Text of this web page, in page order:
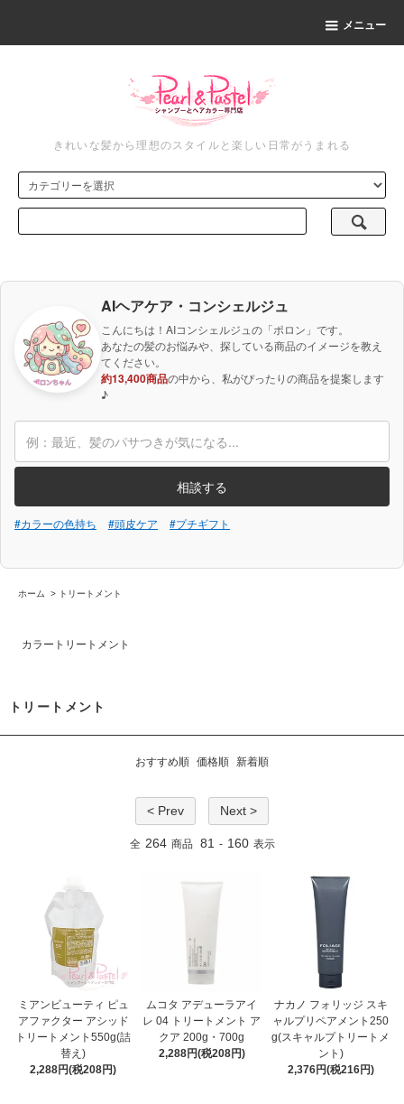
メニュー
きれいな髪から理想のスタイルと楽しい日常がうまれる
AIヘアケア・コンシェルジュ
こんにちは！AIコンシェルジュの「ポロン」です。
あなたの髪のお悩みや、探している商品のイメージを教え
てください。
約13,400商品の中から、私がぴったりの商品を提案します
♪
相談する
#カラーの色持ち #頭皮ケア #プチギフト
ホーム > トリートメント
カラートリートメント
トリートメント
おすすめ順 価格順 新着順
< Prev Next >
全 264 商品 81 - 160 表示
ミアンビューティ ピュ
アファクター アシッド
トリートメント550g(詰
替え)
2,288円(税208円)
ムコタ アデューラアイ
レ 04 トリートメント ア
クア 200g・700g
2,288円(税208円)
ナカノ フォリッジ スキ
ャルプリペアメント250
g(スキャルプトリートメ
ント)
2,376円(税216円)